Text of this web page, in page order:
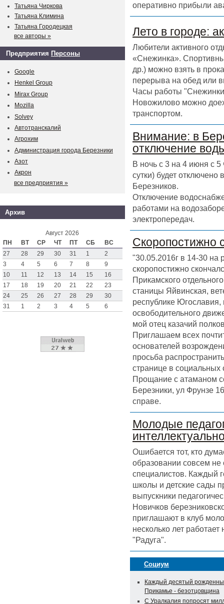
оперативно прибыли
Лето в городе:
Любители активного
«Снежинка».
др.) можно взять в
перерыва на обед или
Часы работы
Новожилово можно
транспортом.
Внимание: в
отключение
В ночь с 3 на 4 июня с 5
сутки) будет
Березников.
Отключение
работами на
электропередач.
Скоропостижно
"30.05.2016г в 14-30 на
скоропостижно
Прикамского
станицы Яйвинская,
республике
освободительного
мой отец казачий
Приглашаем всех
основателей
просьба
странице в
Прощание с атаманом
Березники, ул Фрунзе
справе.
Молодые
Ошибается тот, кто
образовании совсем
специалистов. Каждый
школы и детские сады
выпускники
Новичков
приглашают в клуб
несколько лет
"Радуга".
Социум
Каждый десятый
Прикамье - безотцовщина
С Уралкалия попросят
Татьяна Чиркова
Татьяна Климина
Татьяна Городецкая
все авторы »
Предприятия Персоны
Google
Henkel Group
Mirax Group
Mozilla
Solvey
Автотранскалий
Агрохим
Администрация города Березники
Азот
Акрон
все предприятия »
Архив
Август 2026
ПН
ВТ СР ЧТ ПТ СБ
ВС
27
28 29 30 31 1
2
3
4 5 6 7 8
9
10
11 12 13 14 15
16
17
18 19 20 21 22
23
24
25 26 27 28 29
30
31
1 2 3 4 5 6